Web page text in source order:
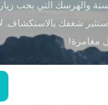
التي يجب
شغفك
مغامرة!